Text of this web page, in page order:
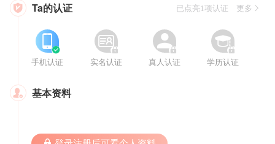
 Ta的认证 已点亮1项认证 更多

手机认证


实名认证


真人认证


学历认证
 基本资料